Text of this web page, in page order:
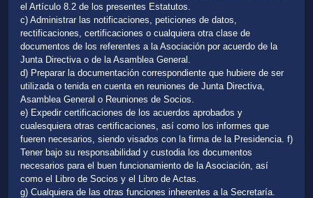
el Artículo 8.2 de los presentes Estatutos.
c) Administrar las notificaciones, peticiones de datos,
rectificaciones, certificaciones o cualquiera otra clase de
documentos de los referentes a la Asociación por acuerdo de la
Junta Directiva o de la Asamblea General.
d) Preparar la documentación correspondiente que hubiere de ser
utilizada o tenida en cuenta en reuniones de Junta Directiva,
Asamblea General o Reuniones de Socios.
e) Expedir certificaciones de los acuerdos aprobados y
cualesquiera otras certificaciones, así como los informes que
fueren necesarios, siendo visados con la firma de la Presidencia. f)
Tener bajo su responsabilidad y custodia los documentos
necesarios para el buen funcionamiento de la Asociación, así
como el Libro de Socios y el Libro de Actas.
g) Cualquiera de las otras funciones inherentes a la Secretaría.